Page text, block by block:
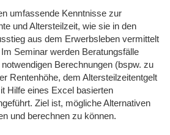
umfassende Kenntnisse zur
und Altersteilzeit, wie sie in den
aus dem Erwerbsleben vermittelt
Seminar werden Beratungsfälle
Berechnungen (bspw. zu
Rentenhöhe, dem Altersteilzeitentgelt
Hilfe eines Excel basierten
Ziel ist, mögliche Alternativen
und berechnen zu können.